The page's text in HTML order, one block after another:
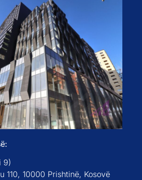
9)
110, 10000 Prishtinë, Kosovë